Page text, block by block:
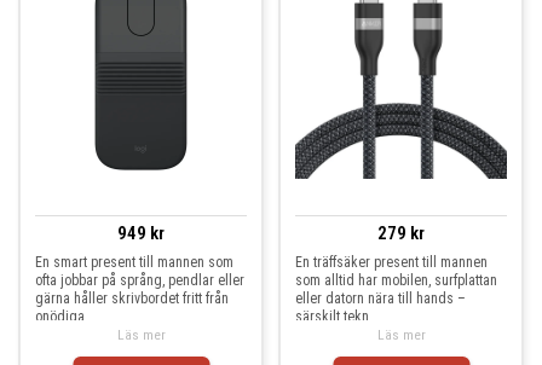
949 kr
En smart present till mannen som
ofta jobbar på språng, pendlar eller
gärna håller skrivbordet fritt från
onödiga
Läs mer
279 kr
En träffsäker present till mannen
som alltid har mobilen, surfplattan
eller datorn nära till hands –
särskilt tekn
Läs mer